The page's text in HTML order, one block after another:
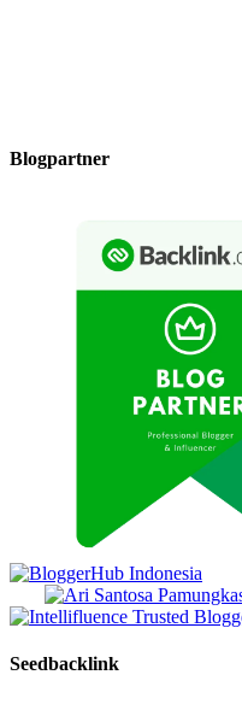
Blogpartner
Seedbacklink